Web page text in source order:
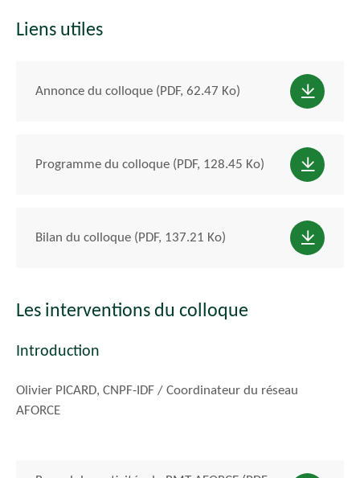
Liens utiles
Annonce du colloque (PDF, 62.47 Ko)
Programme du colloque (PDF, 128.45 Ko)
Bilan du colloque (PDF, 137.21 Ko)
Les interventions du colloque
Introduction
Olivier PICARD, CNPF-IDF / Coordinateur du réseau
AFORCE